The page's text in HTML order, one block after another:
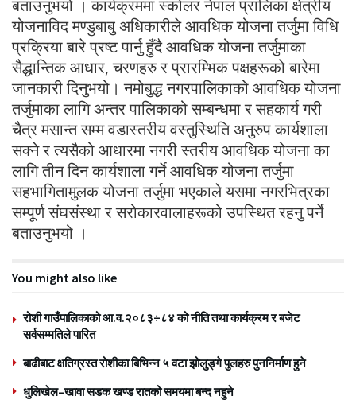
बताउनुभयो । कार्यक्रममा स्कोलर नेपाल प्रालिका क्षेत्रीय
योजनाविद मण्डुबाबु अधिकारीले आवधिक योजना तर्जुमा विधि
प्रक्रिया बारे प्रष्ट पार्नु हुँदै आवधिक योजना तर्जुमाका
सैद्धान्तिक आधार, चरणहरु र प्रारम्भिक पक्षहरूको बारेमा
जानकारी दिनुभयो। नमोबुद्ध नगरपालिकाको आवधिक योजना
तर्जुमाका लागि अन्तर पालिकाको सम्बन्धमा र सहकार्य गरी
चैत्र मसान्त सम्म वडास्तरीय वस्तुस्थिति अनुरुप कार्यशाला
सक्ने र त्यसैको आधारमा नगरी स्तरीय आवधिक योजना का
लागि तीन दिन कार्यशाला गर्ने आवधिक योजना तर्जुमा
सहभागितामुलक योजना तर्जुमा भएकाले यसमा नगरभित्रका
सम्पूर्ण संघसंस्था र सरोकारवालाहरूको उपस्थित रहनु पर्ने
बताउनुभयो ।
You might also like
रोशी गाउँपालिकाको आ.व.२०८३÷८४ को नीति तथा कार्यक्रम र बजेट
सर्वसम्मतिले पारित
बाढीबाट क्षतिग्रस्त रोशीका बिभिन्न ५ वटा झोलुङ्गे पुलहरु पुननिर्माण हुने
धुलिखेल–खावा सडक खण्ड रातको समयमा बन्द नहुने